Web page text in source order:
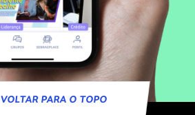
VOLTAR PARA O TOPO